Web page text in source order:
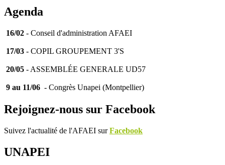
Agenda
16/02 - Conseil d'administration AFAEI
17/03 - COPIL GROUPEMENT 3'S
20/05 - ASSEMBLÉE GENERALE UD57
9 au 11/06 - Congrès Unapei (Montpellier)
Rejoignez-nous sur Facebook
Suivez l'actualité de l'AFAEI surFacebook
UNAPEI